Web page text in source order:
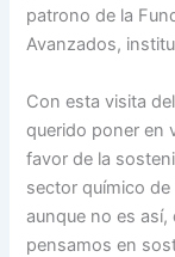
patrono de la
Avanzados,
Con esta visita
querido poner en
favor de la
sector químico de
aunque no es
pensamos en